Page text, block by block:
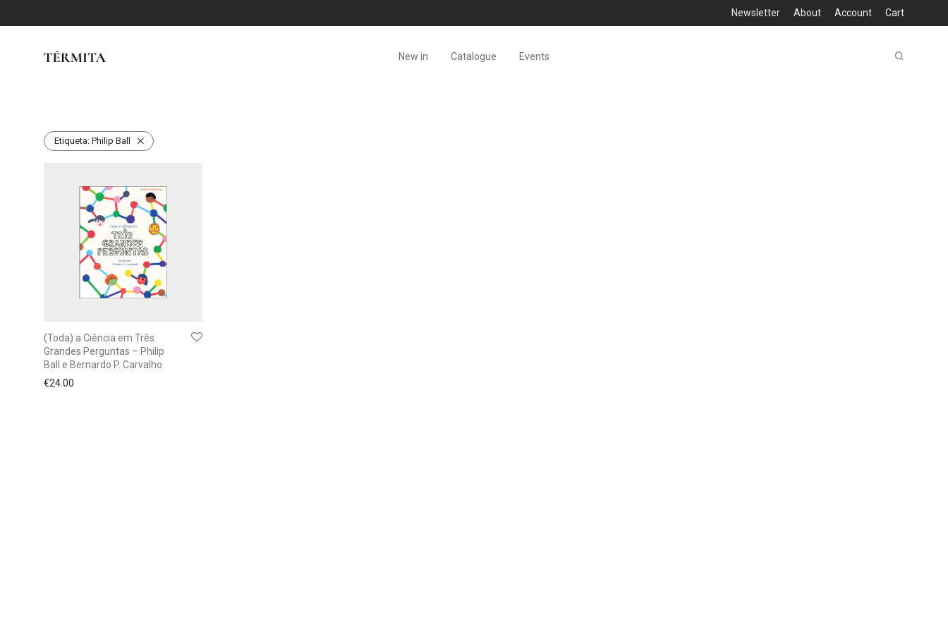
Newsletter About Account Cart
New in Catalogue Events
Etiqueta: Philip Ball
(Toda) a Ciência em Três
Grandes Perguntas – Philip
Ball e Bernardo P. Carvalho
€24.00